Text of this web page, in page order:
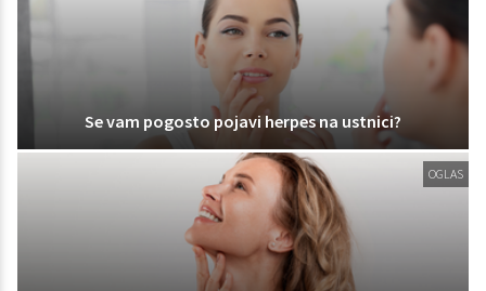
Se vam pogosto pojavi herpes na ustnici?
OGLAS